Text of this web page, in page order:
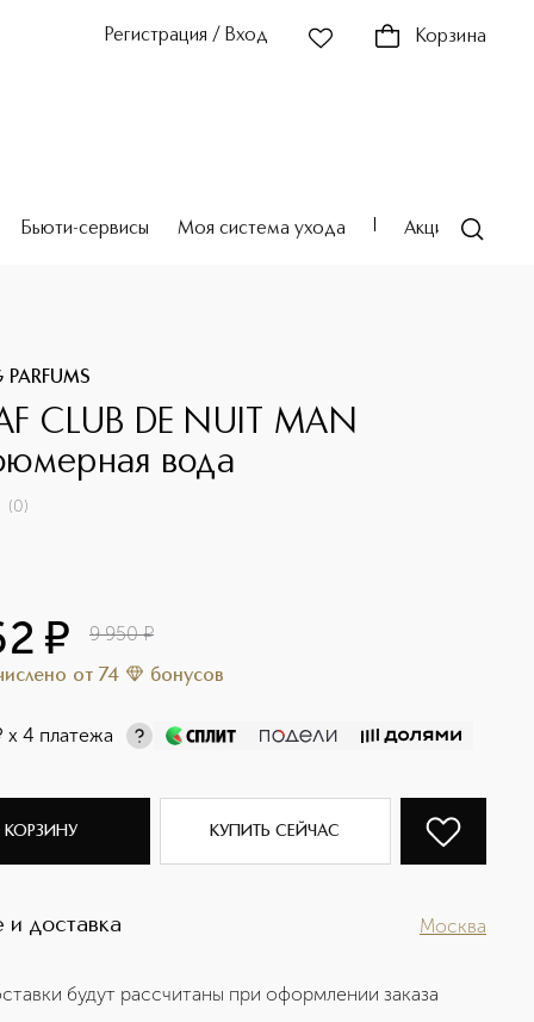
Регистрация / Вход Корзина
Бьюти-сервисы Моя система ухода Акции
PARFUMS
CLUB DE NUIT MAN
вода
(0)
¤ 9 950 ¤
от 74 бонусов
х 4 платежа
КОРЗИНУ КУПИТЬ СЕЙЧАС
и доставка Москва
будут рассчитаны при оформлении заказа